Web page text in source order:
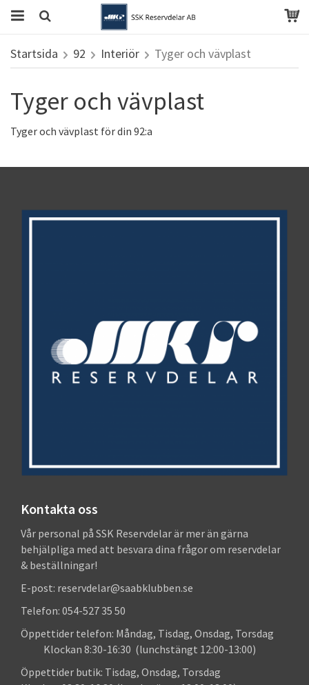
Startsida 92 Interiör Tyger och vävplast
Tyger och vävplast
Tyger och vävplast för din 92:a
Kontakta oss
Vår personal på SSK Reservdelar är mer än gärna
behjälpliga med att besvara dina frågor om reservdelar
& beställningar!
E-post: reservdelar@saabklubben.se
Telefon: 054-527 35 50
Öppettider telefon: Måndag, Tisdag, Onsdag, Torsdag
Klockan 8:30-16:30 (lunchstängt 12:00-13:00)
Öppettider butik: Tisdag, Onsdag, Torsdag